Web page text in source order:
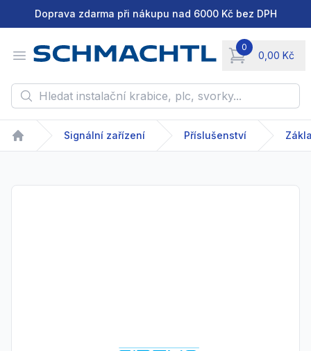
Doprava zdarma při nákupu nad 6000 Kč bez DPH
Open menu
0
0,00 Kč
items in cart,
Hledat instalační krabice, plc, svorky...
Home
Signální zařízení Příslušenství